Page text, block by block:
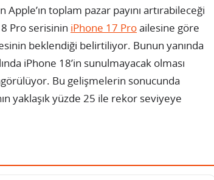
toplam pazar payını artırabileceği
Pro serisinin iPhone 17 Proailesine göre
beklendiği belirtiliyor. Bunun yanında
iPhone 18’in sunulmayacak olması
Bu gelişmelerin sonucunda
yaklaşık yüzde 25 ile rekor seviyeye